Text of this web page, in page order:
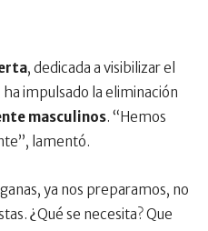
, dedicada a visibilizar el
impulsado la eliminación
masculinos. “Hemos
lamentó.
ya nos preparamos, no
¿Qué se necesita? Que